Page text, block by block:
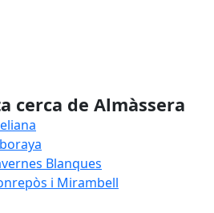
cerca de Almàssera
Blanques
i Mirambell